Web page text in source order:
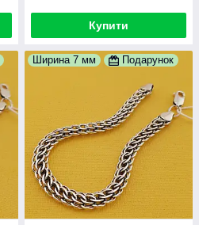
Купити
Ширина 7 мм Подарунок